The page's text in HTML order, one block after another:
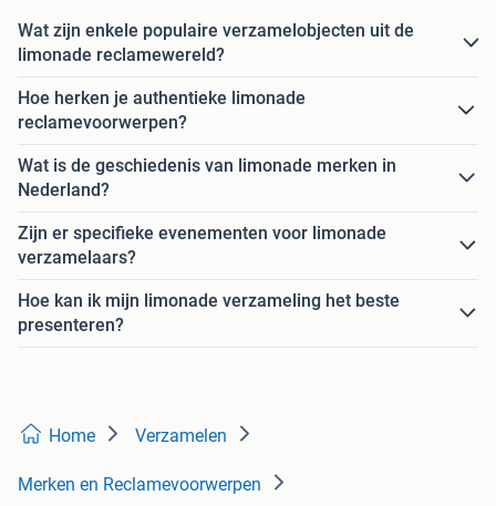
Wat zijn enkele populaire verzamelobjecten uit de
limonade reclamewereld?
Hoe herken je authentieke limonade
reclamevoorwerpen?
Wat is de geschiedenis van limonade merken in
Nederland?
Zijn er specifieke evenementen voor limonade
verzamelaars?
Hoe kan ik mijn limonade verzameling het beste
presenteren?
Home Verzamelen
Merken en Reclamevoorwerpen